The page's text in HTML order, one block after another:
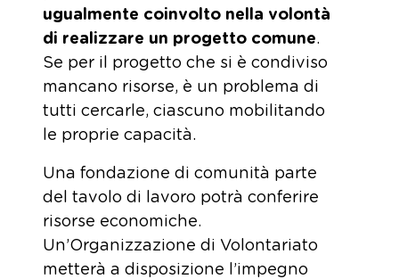
ugualmente coinvolto nella volontà
di realizzare un progetto comune.
Se per il progetto che si è condiviso
mancano risorse, è un problema di
tutti cercarle, ciascuno mobilitando
le proprie capacità.
Una fondazione di comunità parte
del tavolo di lavoro potrà conferire
risorse economiche.
Un’Organizzazione di Volontariato
metterà a disposizione l’impegno